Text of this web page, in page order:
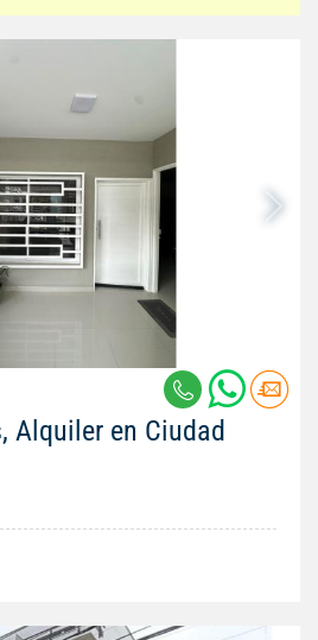
Alquiler en Ciudad